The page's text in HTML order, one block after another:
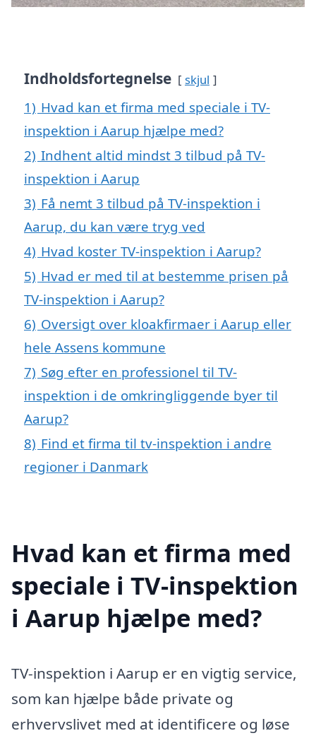
Indholdsfortegnelse skjul
1) Hvad kan et firma med speciale i TV-
inspektion i Aarup hjælpe med?
2) Indhent altid mindst 3 tilbud på TV-
inspektion i Aarup
3) Få nemt 3 tilbud på TV-inspektion i
Aarup, du kan være tryg ved
4) Hvad koster TV-inspektion i Aarup?
5) Hvad er med til at bestemme prisen på
TV-inspektion i Aarup?
6) Oversigt over kloakfirmaer i Aarup eller
hele Assens kommune
7) Søg efter en professionel til TV-
inspektion i de omkringliggende byer til
Aarup?
8) Find et firma til tv-inspektion i andre
regioner i Danmark
Hvad kan et firma med
speciale i TV-inspektion
i Aarup hjælpe med?
TV-inspektion i Aarup er en vigtig service,
som kan hjælpe både private og
erhvervslivet med at identificere og løse